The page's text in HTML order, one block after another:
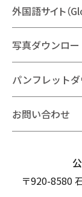
外国語サイト（
写真ダウンロー
パンフレット
お問い合わせ
〒920-8580